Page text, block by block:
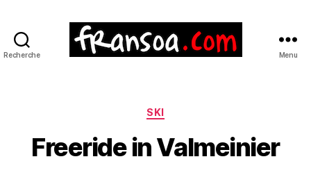
Recherche Menu
Catégories
SKI
Freeride in Valmeinier